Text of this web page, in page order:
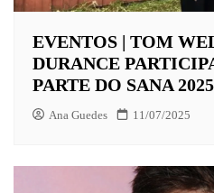
EVENTOS | TOM
DURANCE
PARTE DO SANA 2025
Ana Guedes 11/07/2025